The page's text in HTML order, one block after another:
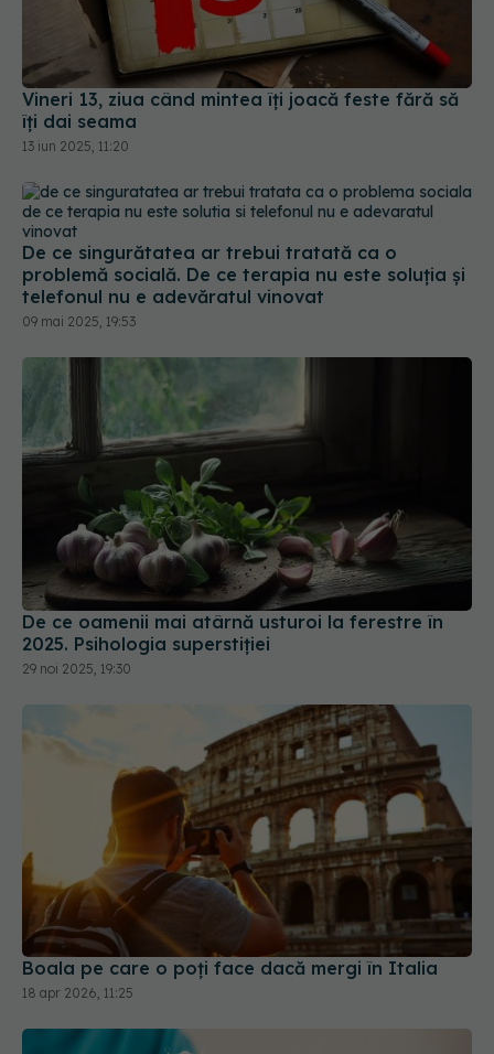
Vineri 13, ziua când mintea îți joacă feste fără să
îți dai seama
13 iun 2025, 11:20
problemă socială. De ce terapia nu este soluția și
telefonul nu e adevăratul vinovat
09 mai 2025, 19:53
De ce oamenii mai atârnă usturoi la ferestre în
2025. Psihologia superstiției
29 noi 2025, 19:30
Boala pe care o poți face dacă mergi în Italia
18 apr 2026, 11:25